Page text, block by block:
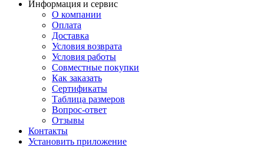
Информация и сервис
О компании
Оплата
Доставка
Условия возврата
Условия работы
Совместные покупки
Как заказать
Сертификаты
Таблица размеров
Вопрос-ответ
Отзывы
Контакты
Установить приложение